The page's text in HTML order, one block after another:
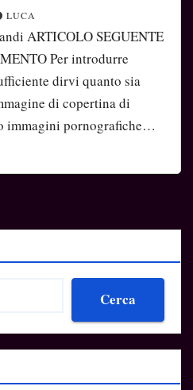
LUCA
ARTICOLO SEGUENTE
Per introdurre
dirvi quanto sia
di copertina di
immagini pornografiche…
Cerca